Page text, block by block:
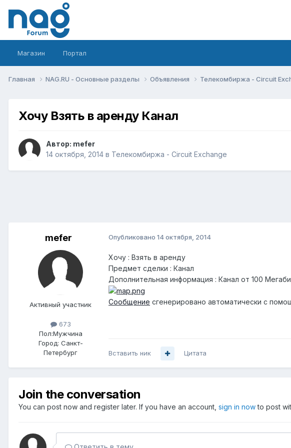
Магазин Портал
Главная NAG.RU - Основные разделы Объявления Телекомбиржа - Circuit
Хочу Взять в аренду Канал
Автор: mefer
14 октября, 2014 в Телекомбиржа - Circuit Exchange
mefer
Активный участник
673
Пол:Мужчина
Город: Санкт-
Петербург
Опубликовано 14 октября, 2014
Хочу : Взять в аренду
Предмет сделки : Канал
Дополнительная информация : Канал от 100
Сообщение сгенерировано автоматически с
Вставить ник Цитата
Join the conversation
You can post now and register later. If you have an account, sign in nowto post